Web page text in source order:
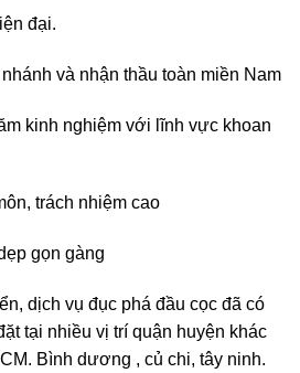
đại.
và nhận thầu toàn miền Nam
kinh nghiệm với lĩnh vực khoan
trách nhiệm cao
gọn gàng
dịch vụ đục phá đầu cọc đã có
tại nhiều vị trí quận huyện khác
Bình dương , củ chi, tây ninh.